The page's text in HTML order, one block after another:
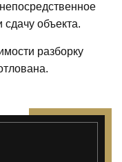
объекта.
разборку